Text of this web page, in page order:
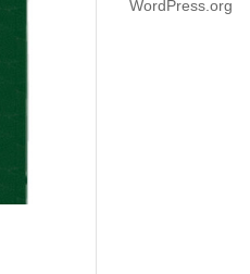
WordPress.org